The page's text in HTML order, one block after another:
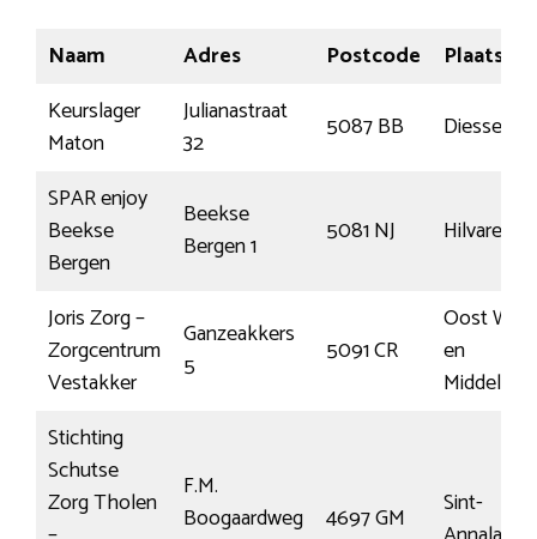
Naam Adres Postcode
Plaats
Keurslager
Maton
Julianastraat
32
5087 BB
Diessen
SPAR enjoy
Beekse
Bergen
Beekse
Bergen 1
5081 NJ
Joris Zorg –
Zorgcentrum
Vestakker
Ganzeakkers
5
5091 CR
Oost West
en
Stichting
Schutse
Zorg Tholen
F.M.
Boogaardweg
4697 GM
Sint-